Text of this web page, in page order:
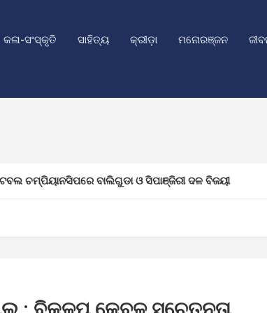
କଳା-ସଂସ୍କୃତି ସାହିତ୍ୟ କ୍ରୀଡ଼ା ମନୋରଞ୍ଜନ
ଚମ୍ପିୟାନସିପରେ ବାଲିଗୁଡା ଓ ସିପାଞ୍ଜିରୀ ଦଳ ବିଜୟୀ
କବଜାରୁ ଚୋରି ସୁନା ଅଳଙ୍କାର ଜବତ: ଅଭିଯୁକ୍ତ ଗିରଫ
ଯୁବତୀଙ୍କୁ ଟଣାଓଟରା ଓ ଲୁଟପାଟ୍ ଅଭିଯୋଗ, ୪ ଯୁବକଙ୍କୁ